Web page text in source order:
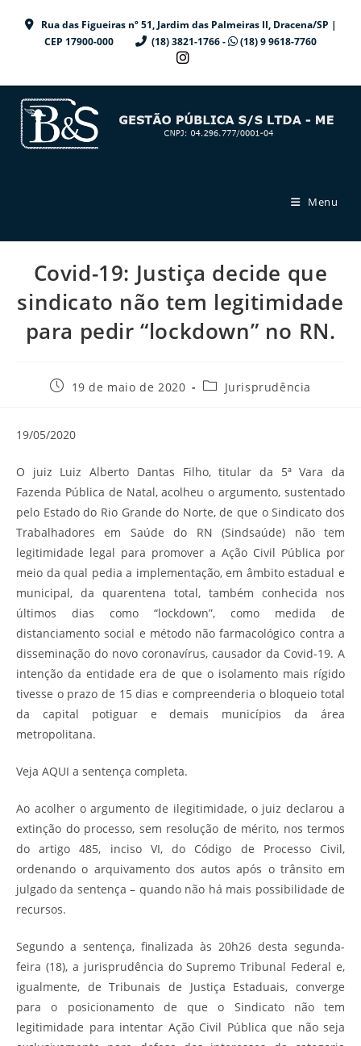
Rua das Figueiras nº 51, Jardim das Palmeiras II, Dracena/SP |
CEP 17900-000
(18) 3821-1766 - (18) 9 9618-7760
Menu
Covid-19: Justiça decide que
sindicato não tem legitimidade
para pedir “lockdown” no RN.
Post19 de maio de 2020
Categoria
Jurisprudência
19/05/2020
O juiz Luiz Alberto Dantas Filho, titular da 5ª Vara da
Fazenda Pública de Natal, acolheu o argumento, sustentado
pelo Estado do Rio Grande do Norte, de que o Sindicato dos
Trabalhadores em Saúde do RN (Sindsaúde) não tem
legitimidade legal para promover a Ação Civil Pública por
meio da qual pedia a implementação, em âmbito estadual e
municipal, da quarentena total, também conhecida nos
últimos dias como “lockdown”, como medida de
distanciamento social e método não farmacológico contra a
disseminação do novo coronavírus, causador da Covid-19. A
intenção da entidade era de que o isolamento mais rígido
tivesse o prazo de 15 dias e compreenderia o bloqueio total
da capital potiguar e demais municípios da área
metropolitana.
Veja AQUI a sentença completa.
Ao acolher o argumento de ilegitimidade, o juiz declarou a
extinção do processo, sem resolução de mérito, nos termos
do artigo 485, inciso VI, do Código de Processo Civil,
ordenando o arquivamento dos autos após o trânsito em
julgado da sentença – quando não há mais possibilidade de
recursos.
Segundo a sentença, finalizada às 20h26 desta segunda-
feira (18), a jurisprudência do Supremo Tribunal Federal e,
igualmente, de Tribunais de Justiça Estaduais, converge
para o posicionamento de que o Sindicato não tem
legitimidade para intentar Ação Civil Pública que não seja